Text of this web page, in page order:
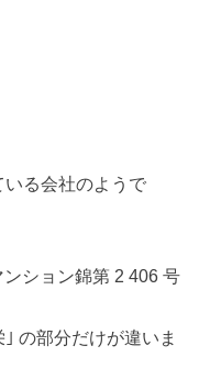
る会社のようで
ション錦第 2 406 号
の部分だけが違いま